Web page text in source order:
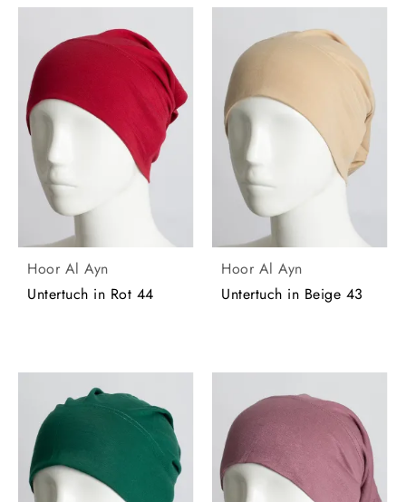
Hoor Al Ayn
Untertuch in Rot 44
Hoor Al Ayn
Untertuch in Beige 43